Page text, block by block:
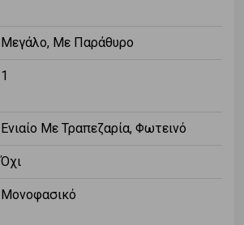
Μεγάλο, Με Παράθυρο
1
Ενιαίο Με Τραπεζαρία, Φωτεινό
Όχι
Μονοφασικό